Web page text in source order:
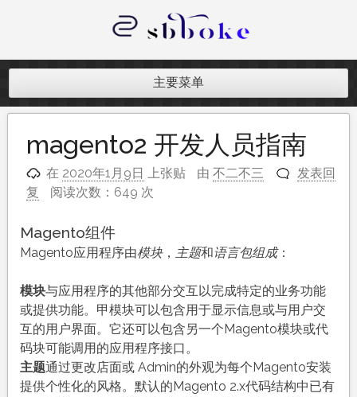
内
记录跨境电商独立站开发遇到的点点
主要菜单
magento2 开发人员指南
在 2020年1月9日 上张贴 由不二不三
发表回
复
阅读次数：649 次
Magento组件
Magento应用程序由模块， 主题和语言包组成：
模块与应用程序的其他部分交互以完成特定的业务功能
或提供功能。甲模块可以包含用于显示信息或与用户交
互的用户界面。它还可以包含另一个Magento模块或代
码块可能调用的应用程序接口。
主题通过更改店面或 Admin的外观为每个Magento安装
提供个性化的风格。默认的Magento 2.x代码结构中已有